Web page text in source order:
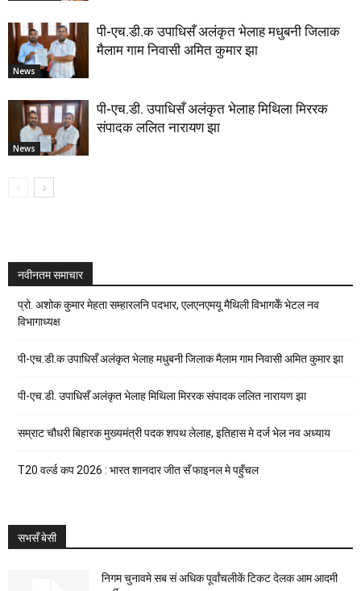
News
पी-एच.डी.क उपाधिसँ अलंकृत भेलाह मधुबनी जिलाक
मैलाम गाम निवासी अमित कुमार झा
News
पी-एच.डी. उपाधिसँ अलंकृत भेलाह मिथिला मिररक
संपादक ललित नारायण झा
नवीनतम समाचार
प्रो. अशोक कुमार मेहता सम्हारलनि पदभार, एलएनएमयू मैथिली विभागकेँ भेटल नव
विभागाध्यक्ष
पी-एच.डी.क उपाधिसँ अलंकृत भेलाह मधुबनी जिलाक मैलाम गाम निवासी अमित कुमार झा
पी-एच.डी. उपाधिसँ अलंकृत भेलाह मिथिला मिररक संपादक ललित नारायण झा
सम्राट चौधरी बिहारक मुख्यमंत्री पदक शपथ लेलाह, इतिहास मे दर्ज भेल नव अध्याय
T20 वर्ल्ड कप 2026 : भारत शानदार जीत सँ फाइनल मे पहुँचल
सभसँ बेसी
निगम चुनावमे सब सं अधिक पूर्वांचलीकें टिकट देलक आम आदमी